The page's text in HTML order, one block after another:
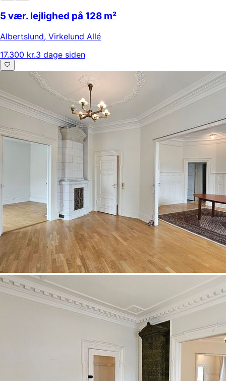
5 vær. lejlighed på 128 m²
Albertslund, Virkelund Allé
17.300 kr.3 dage siden